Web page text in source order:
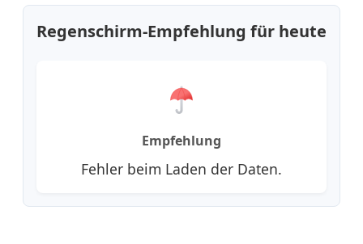
Regenschirm-Empfehlung für heute
Empfehlung
Fehler beim Laden der Daten.